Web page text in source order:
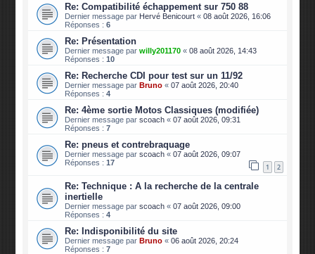
Re: Compatibilité échappement sur 750 88
Dernier message par Hervé Benicourt «08 août 2026, 16:06
Réponses :6
Re: Présentation
Dernier message parwilly201170 «08 août 2026, 14:43
Réponses :10
Re: Recherche CDI pour test sur un 11/92
Dernier message par Bruno «07 août 2026, 20:40
Réponses :4
Re: 4ème sortie Motos Classiques (modifiée)
Dernier message parscoach «07 août 2026, 09:31
Réponses :7
Re: pneus et contrebraquage
Dernier message parscoach «07 août 2026, 09:07
Réponses :17 1 2
Re: Technique : A la recherche de la centrale
inertielle
Dernier message parscoach «07 août 2026, 09:00
Réponses :4
Re: Indisponibilité du site
Dernier message parBruno «06 août 2026, 20:24
Réponses :7